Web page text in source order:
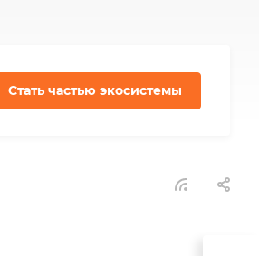
Стать частью экосистемы